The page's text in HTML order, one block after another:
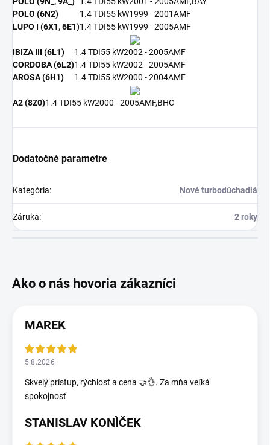
POLO (6N2)
1.4 TDI55 kW1999 - 2001AMF
LUPO I (6X1, 6E1)1.4 TDI55 kW1999 - 2005AMF
IBIZA III (6L1) 1.4 TDI55 kW2002 - 2005AMF
CORDOBA (6L2)1.4 TDI55 kW2002 - 2005AMF
AROSA (6H1)
1.4 TDI55 kW2000 - 2004AMF
A2 (8Z0)1.4 TDI55 kW2000 - 2005AMF,BHC
Dodatočné parametre
Kategória: Nové turbodúchadlá
Záruka: 2 roky
MAREK
5.8.2026
Skvelý prístup, rýchlosť a cena 🤝👌. Za mňa veľká
spokojnosť
STANISLAV KONÌČEK